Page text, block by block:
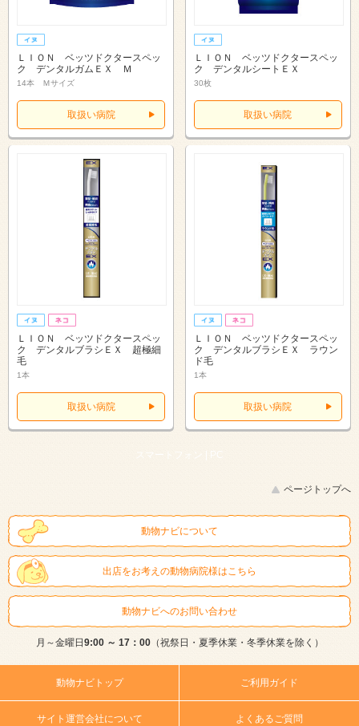
ＬＩＯＮ ベッツドクタースペッ
ク デンタルガムＥＸ Ｍ
14本 Ｍサイズ
取扱い病院
ＬＩＯＮ ベッツドクタースペッ
ク デンタルシートＥＸ
30枚
取扱い病院
ＬＩＯＮ ベッツドクタースペッ
ク デンタルブラシＥＸ 超極細
毛
1本
取扱い病院
ＬＩＯＮ ベッツドクタースペッ
ク デンタルブラシＥＸ ラウン
ド毛
1本
取扱い病院
スマートフォン | PC
ページトップへ
動物ナビについて
出店をお考えの動物病院様はこちら
動物ナビへのお問い合わせ
月～金曜日9:00 ～ 17：00（祝祭日・夏季休業・冬季休業を除く）
動物ナビトップ ご利用ガイド
サイト運営会社について よくあるご質問